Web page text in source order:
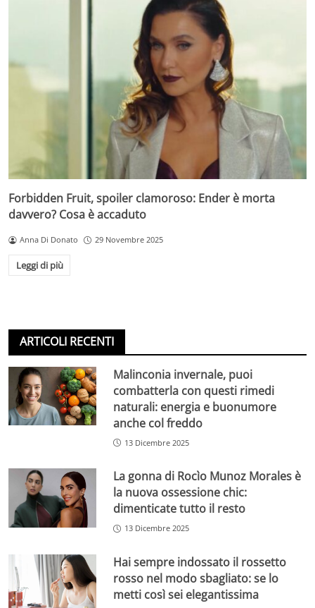
Forbidden Fruit, spoiler clamoroso: Ender è morta
davvero? Cosa è accaduto
Anna Di Donato 29 Novembre 2025
Leggi di più
ARTICOLI RECENTI
Malinconia invernale, puoi
combatterla con questi rimedi
naturali: energia e buonumore
anche col freddo
13 Dicembre 2025
La gonna di Rocìo Munoz Morales è
la nuova ossessione chic:
dimenticate tutto il resto
13 Dicembre 2025
Hai sempre indossato il rossetto
rosso nel modo sbagliato: se lo
metti così sei elegantissima